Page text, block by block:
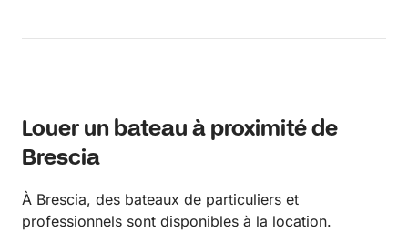
Louer un bateau à proximité de
Brescia
À Brescia, des bateaux de particuliers et
professionnels sont disponibles à la location.